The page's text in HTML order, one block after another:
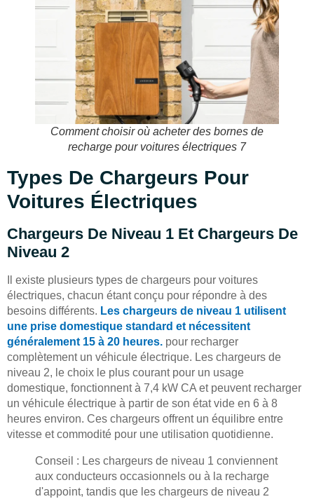
Comment choisir où acheter des bornes de
recharge pour voitures électriques 7
Types De Chargeurs Pour
Voitures Électriques
Chargeurs De Niveau 1 Et Chargeurs De
Niveau 2
Il existe plusieurs types de chargeurs pour voitures
électriques, chacun étant conçu pour répondre à des
besoins différents. Les chargeurs de niveau 1 utilisent
une prise domestique standard et nécessitent
généralement 15 à 20 heures. pour recharger
complètement un véhicule électrique. Les chargeurs de
niveau 2, le choix le plus courant pour un usage
domestique, fonctionnent à 7,4 kW CA et peuvent recharger
un véhicule électrique à partir de son état vide en 6 à 8
heures environ. Ces chargeurs offrent un équilibre entre
vitesse et commodité pour une utilisation quotidienne.
Conseil : Les chargeurs de niveau 1 conviennent
aux conducteurs occasionnels ou à la recharge
d'appoint, tandis que les chargeurs de niveau 2